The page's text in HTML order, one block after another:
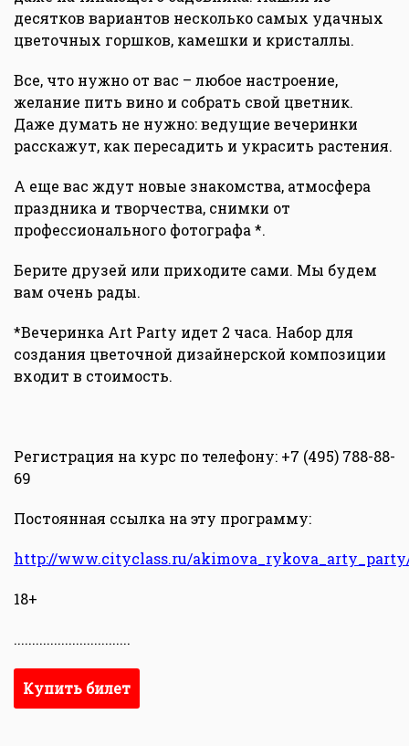
десятков вариантов несколько самых удачных
цветочных горшков, камешки и кристаллы.
Все, что нужно от вас – любое настроение,
желание пить вино и собрать свой цветник.
Даже думать не нужно: ведущие вечеринки
расскажут, как пересадить и украсить растения.
А еще вас ждут новые знакомства, атмосфера
праздника и творчества, снимки от
профессионального фотографа *.
Берите друзей или приходите сами. Мы будем
вам очень рады.
*Вечеринка Art Party идет 2 часа. Набор для
создания цветочной дизайнерской композиции
входит в стоимость.
Регистрация на курс по телефону: +7 (495) 788-88-
69
Постоянная ссылка на эту программу:
http://www.cityclass.ru/
18+
................................
Купить билет